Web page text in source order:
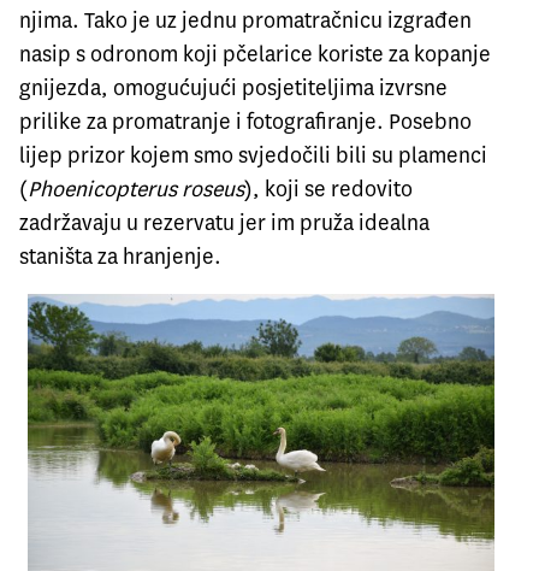
njima. Tako je uz jednu promatračnicu izgrađen
nasip s odronom koji pčelarice koriste za kopanje
gnijezda, omogućujući posjetiteljima izvrsne
prilike za promatranje i fotografiranje. Posebno
lijep prizor kojem smo svjedočili bili su plamenci
(Phoenicopterus roseus), koji se redovito
zadržavaju u rezervatu jer im pruža idealna
staništa za hranjenje.